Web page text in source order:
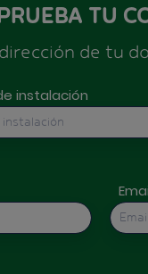
TU
de tu
instalación